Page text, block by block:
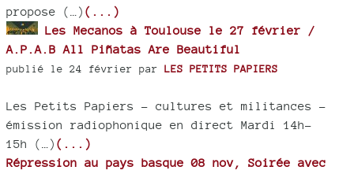
propose (…) (...)
Les Mecanos à Toulouse le 27 février /
A.P.A.B All Piñatas Are Beautiful
publié le 24 février par LES PETITS PAPIERS
Les Petits Papiers – cultures et militances -
émission radiophonique en direct Mardi 14h-
15h (…) (...)
Répression au pays basque 08 nov, Soirée avec